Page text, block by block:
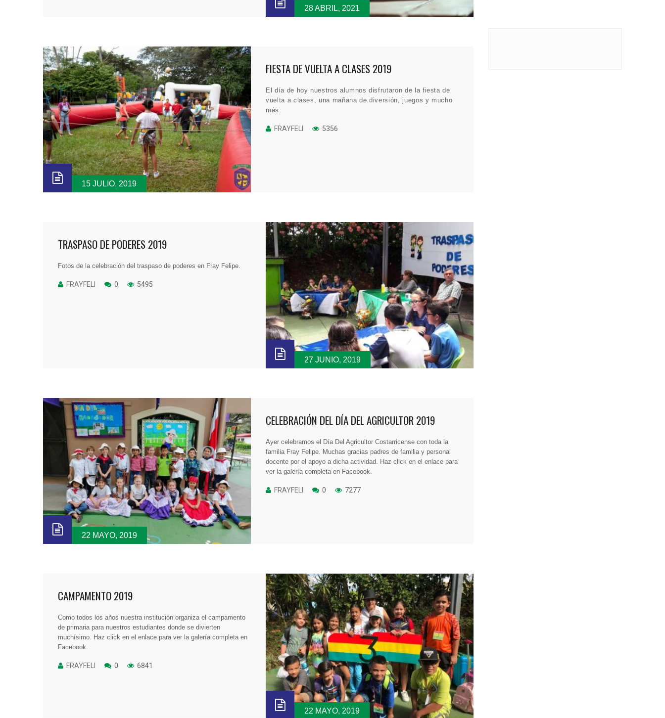
28 ABRIL, 2021
15 JULIO, 2019
FIESTA DE VUELTA A CLASES 2019
El día de hoy nuestros alumnos disfrutaron de la fiesta de
vuelta a clases, una mañana de diversión, juegos y mucho
más.
FRAYFELI 5356
27 JUNIO, 2019
TRASPASO DE PODERES 2019
Fotos de la celebración del traspaso de poderes en Fray Felipe.
FRAYFELI 0 5495
22 MAYO, 2019
CELEBRACIÓN DEL DÍA DEL AGRICULTOR 2019
Ayer celebramos el Día Del Agricultor Costarricense con toda la
familia Fray Felipe. Muchas gracias padres de familia y personal
docente por el apoyo a dicha actividad. Haz click en el enlace para
ver la galería completa en Facebook.
FRAYFELI 0 7277
22 MAYO, 2019
CAMPAMENTO 2019
Como todos los años nuestra institución organiza el campamento
de primaria para nuestros estudiantes donde se divierten
muchísimo. Haz click en el enlace para ver la galería completa en
Facebook.
FRAYFELI 0 6841